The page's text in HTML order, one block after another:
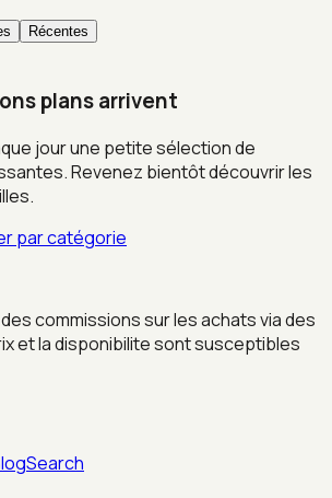
Récentes
plans arrivent
jour une petite sélection de
Revenez bientôt découvrir les
par catégorie
commissions sur les achats via des
et la disponibilite sont susceptibles
Search